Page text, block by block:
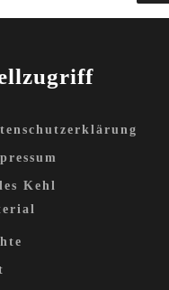
Kehl